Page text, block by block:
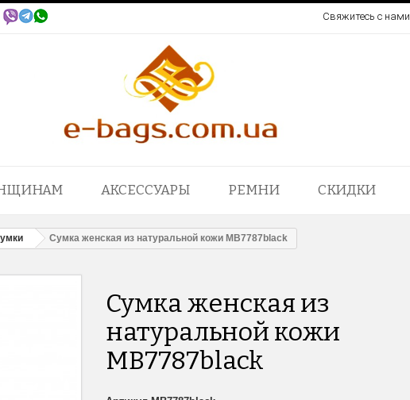
Свяжитесь с нами
АКСЕССУАРЫ РЕМНИ СКИДКИ
Сумка женская из натуральной кожи MB7787black
Сумка женская из
натуральной кожи
MB7787black